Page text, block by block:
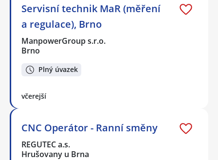
Servisní technik MaR (měření
a regulace), Brno
ManpowerGroup s.r.o.
Brno
Plný úvazek
včerejší
CNC Operátor - Ranní směny
REGUTEC a.s.
Hrušovany u Brna